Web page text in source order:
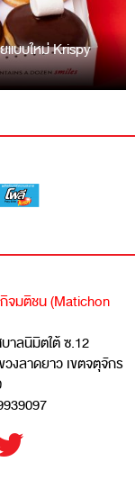
บบใหม่ Krispy
จมติชน (Matichon
าลนิมิตใต้ ซ.12
วงลาดยาว เขตจตุจักร